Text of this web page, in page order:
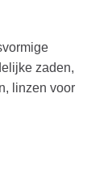
zaden,
linzen voor